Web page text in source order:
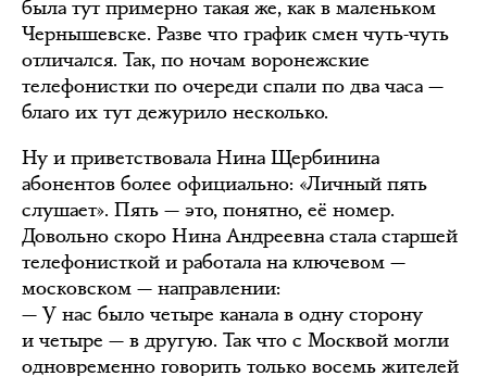
была тут примерно такая же, как в маленьком
Чернышевске. Разве что график смен чуть-чуть
отличался. Так, по ночам воронежские
телефонистки по очереди спали по два часа —
благо их тут дежурило несколько.
Ну и приветствовала Нина Щербинина
абонентов более официально: «Личный пять
слушает». Пять — это, понятно, её номер.
Довольно скоро Нина Андреевна стала старшей
телефонисткой и работала на ключевом —
московском — направлении:
— У нас было четыре канала в одну сторону
и четыре — в другую. Так что с Москвой могли
одновременно говорить только восемь жителей